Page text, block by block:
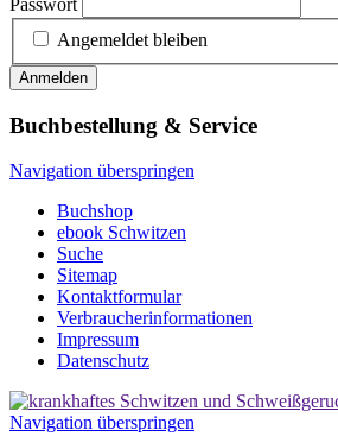
Passwort
Angemeldet bleiben
Anmelden
Buchbestellung & Service
Navigation überspringen
Buchshop
ebook Schwitzen
Suche
Sitemap
Kontaktformular
Verbraucherinformationen
Impressum
Datenschutz
Navigation überspringen